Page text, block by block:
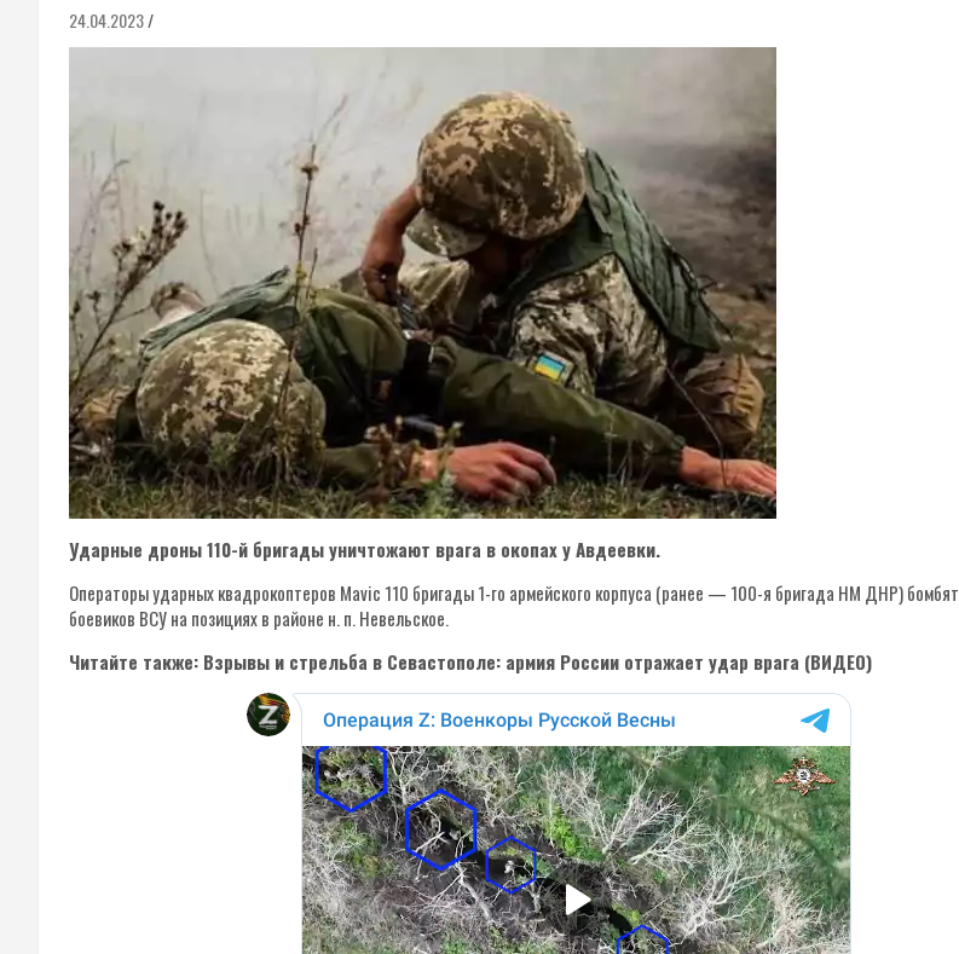
24.04.2023
Ударные дроны 110-й бригады уничтожают врага в окопах у Авдеевки.
Операторы ударных квадрокоптеров Mavic 110 бригады 1-го армейского корпуса (ранее — 100-я бригада НМ ДНР) бомбят
боевиков ВСУ на позициях в районе н. п. Невельское.
Читайте также: Взрывы и стрельба в Севастополе: армия России отражает удар врага (ВИДЕО)